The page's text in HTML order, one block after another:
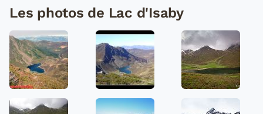
Les photos de Lac d'Isaby